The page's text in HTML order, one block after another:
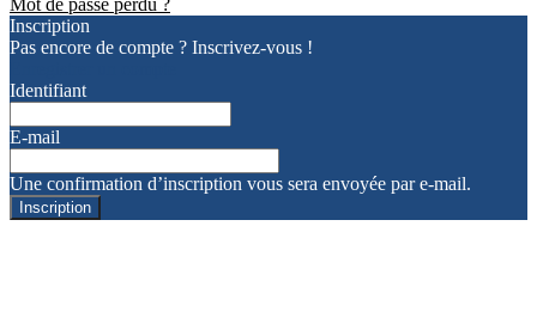
Inscription
Pas encore de compte ? Inscrivez-vous !
Identifiant
E-mail
Une confirmation d’inscription vous sera envoyée par e-mail.